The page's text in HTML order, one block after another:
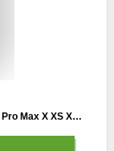
Perqo ダウンジャケットFor iPhoneケース131211 Pro Max X XS XR 7 8 PlusSE2020クッション耐衝撃性ソフトカバー-white-For iPhone 13 Mini